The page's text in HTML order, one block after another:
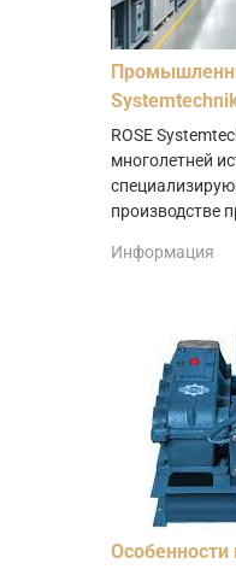
ROSE
многолетней
производстве
Информация